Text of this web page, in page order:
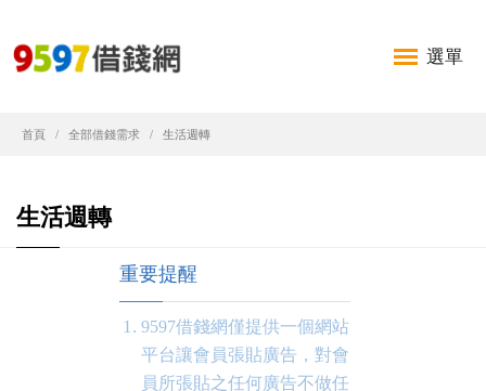
選單
首頁 全部借錢需求 生活週轉
生活週轉
重要提醒
9597借錢網僅提供一個網站
平台讓會員張貼廣告，對會
員所張貼之任何廣告不做任